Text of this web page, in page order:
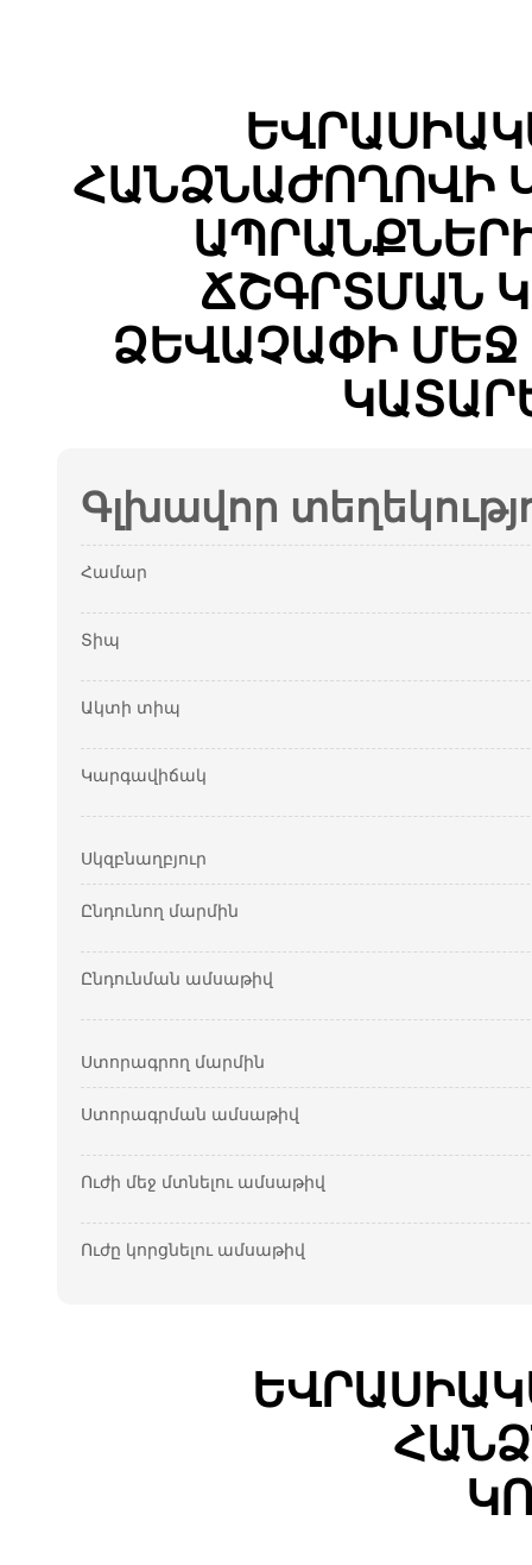
ՀԱՆՁՆԱԺՈՂՈՎԻ
ՃՇԳՐՏՄԱՆ
ՁԵՎԱՉԱՓԻ
Գլխավոր
Համար
Տիպ
Ակտի տիպ
Կարգավիճակ
Սկզբնաղբյուր
Ընդունող մարմին
Ընդունման ամսաթիվ
Ստորագրող մարմին
Ստորագրման ամսաթիվ
Ուժի մեջ մտնելու ամսաթիվ
Ուժը կորցնելու ամսաթիվ